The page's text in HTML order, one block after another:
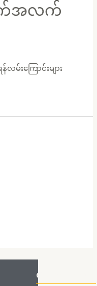
က်အလက်
မ်းကြောင်းများ
Quick Links